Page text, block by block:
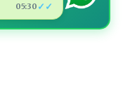
05:30 ✓✓